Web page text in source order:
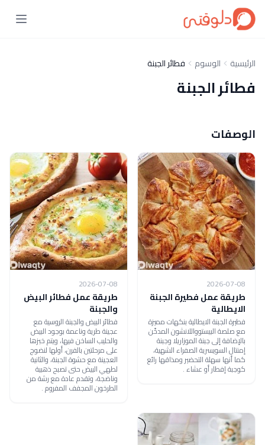
الرئيسية الوسوم فطائر الجبنة
فطائر الجبنة
الوصفات
2026-07-08
طريقة عمل فطيرة الجبنة
الايطالية
فطيرة الجبنة الايطالية بنكهات مميزة
مع صلصة البيستوواللانشون المدخّن
بالإضافة إلى جبنة الموزاريلا وجبنة
إمنتال السويسرية الصفراء الشهية،
كما أنها سهلة التحضير ومذاقها رائع
كوجبة إفطار أو عشاء .
2026-07-08
طريقة عمل فطائر البيض
والجبنة
فطائر البيض والجبنة الروسية مع
عجينة طرية وناعمة بوجود البيض
والحليب الساخن فيها، ويتم خبزها
على مرحلتين بالفرن، أولها لنضوج
العجينة مع حشوة الجبنة، والثانية
لطهي البيض حتى تصبح ذهبية
وناضجة، وتقدم عادة مع رشة من
الطرخون المجفف المفروم .